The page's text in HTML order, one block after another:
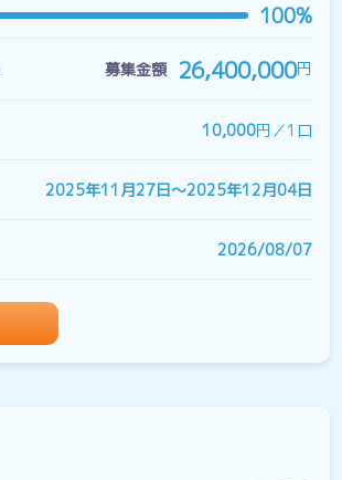
100%
募集金額 26,400,000円
10,000円／1口
2025年11月27日〜2025年12月04日
2026/08/07